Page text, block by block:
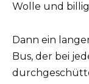
Wolle und
Dann ein
Bus, der bei